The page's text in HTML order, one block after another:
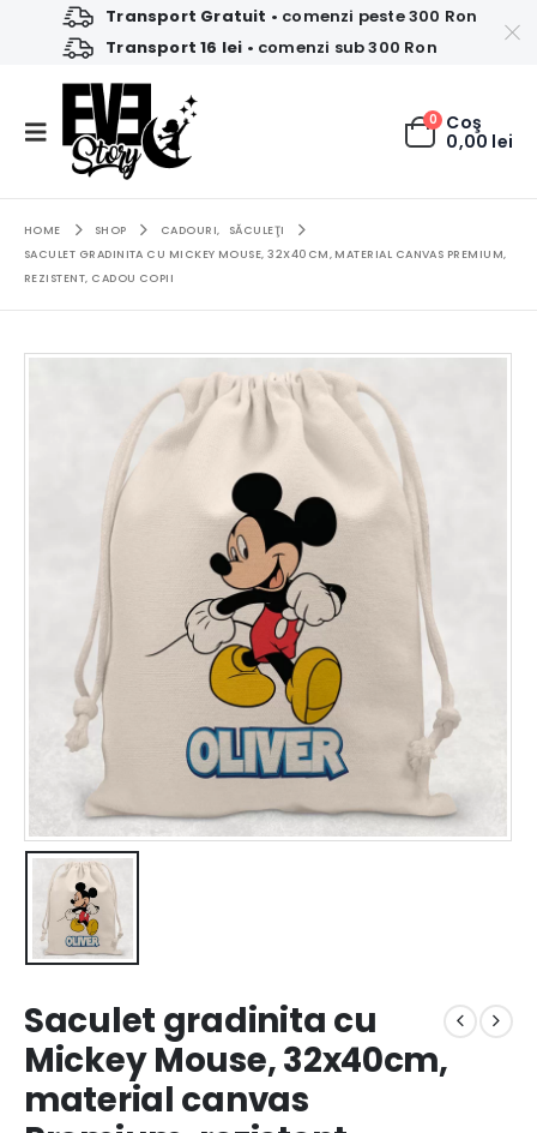
Transport Gratuit • comenzi peste 300 Ron
Transport 16 lei • comenzi sub 300 Ron
0 Coş
0,00 lei
HOME SHOP CADOURI,
SĂCULEŢI
SACULET GRADINITA CU MICKEY MOUSE, 32X40CM, MATERIAL CANVAS PREMIUM,
REZISTENT, CADOU COPII
Saculet gradinita cu
Mickey Mouse, 32x40cm,
material canvas